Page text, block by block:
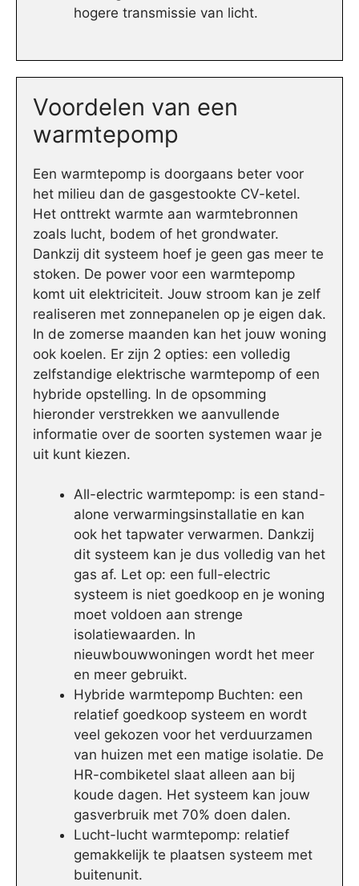
hogere transmissie van licht.
Voordelen van een
warmtepomp
Een warmtepomp is doorgaans beter voor
het milieu dan de gasgestookte CV-ketel.
Het onttrekt warmte aan warmtebronnen
zoals lucht, bodem of het grondwater.
Dankzij dit systeem hoef je geen gas meer te
stoken. De power voor een warmtepomp
komt uit elektriciteit. Jouw stroom kan je zelf
realiseren met zonnepanelen op je eigen dak.
In de zomerse maanden kan het jouw woning
ook koelen. Er zijn 2 opties: een volledig
zelfstandige elektrische warmtepomp of een
hybride opstelling. In de opsomming
hieronder verstrekken we aanvullende
informatie over de soorten systemen waar je
uit kunt kiezen.
All-electric warmtepomp: is een stand-
alone verwarmingsinstallatie en kan
ook het tapwater verwarmen. Dankzij
dit systeem kan je dus volledig van het
gas af. Let op: een full-electric
systeem is niet goedkoop en je woning
moet voldoen aan strenge
isolatiewaarden. In
nieuwbouwwoningen wordt het meer
en meer gebruikt.
Hybride warmtepomp Buchten: een
relatief goedkoop systeem en wordt
veel gekozen voor het verduurzamen
van huizen met een matige isolatie. De
HR-combiketel slaat alleen aan bij
koude dagen. Het systeem kan jouw
gasverbruik met 70% doen dalen.
Lucht-lucht warmtepomp: relatief
gemakkelijk te plaatsen systeem met
buitenunit.